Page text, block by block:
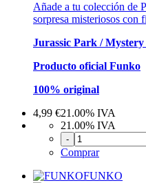
Añade a tu colección de
sorpresa misteriosos con
Jurassic Park /
Producto oficial Funko
100% original
4,99 €21.00% IVA
21.00% IVA
-
Comprar
FUNKO